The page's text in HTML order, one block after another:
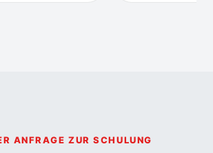
ANFRAGE ZUR SCHULUNG